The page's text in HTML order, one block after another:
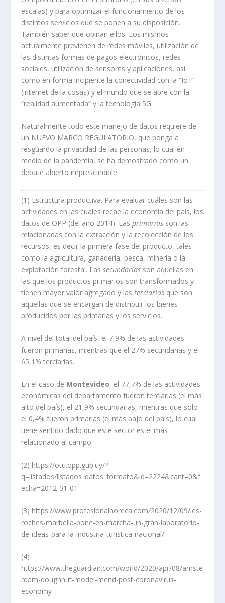
escalas) y para optimizar el funcionamiento de los
distintos servicios que se ponen a su disposición.
También saber que opinan ellos. Los mismos
actualmente previenen de redes móviles, utilización de
las distintas formas de pagos electrónicos, redes
sociales, utilización de sensores y aplicaciones, así
como en forma incipiente la conectividad con la “IoT”
(internet de la cosas) y el mundo que se abre con la
“realidad aumentada” y la tecnología 5G.
Naturalmente todo este manejo de datos requiere de
un NUEVO MARCO REGULATORIO, que ponga a
resguardo la privacidad de las personas, lo cual en
medio de la pandemia, se ha demostrado como un
debate abierto imprescindible.
(1) Estructura productiva. Para evaluar cuáles son las
actividades en las cuales recae la economía del país, los
datos de OPP (del año 2014). Lasprimarias son las
relacionadas con la extracción y la recolección de los
recursos, es decir la primera fase del producto, tales
como la agricultura, ganadería, pesca, minería o la
explotación forestal. Lassecundarias son aquellas en
las que los productos primarios son transformados y
tienen mayor valor agregado y lasterciarias que son
aquellas que se encargan de distribuir los bienes
producidos por las primarias y los servicios.
A nivel del total del país, el 7,9% de las actividades
fueron primarias, mientras que el 27% secundarias y el
65,1% terciarias.
En el caso de Montevideo, el 77,7% de las actividades
económicas del departamento fueron terciarias (el más
alto del país), el 21,9% secundarias, mientras que solo
el 0,4% fueron primarias (el más bajo del país), lo cual
tiene sentido dado que este sector es el más
relacionado al campo.
(2) https://otu.opp.gub.uy/?
q=listados/listados_datos_formato&id=2224&cant=0&f
echa=2012-01-01
(3) https://www.profesionalhoreca.com/2020/12/09/les-
roches-marbella-pone-en-marcha-un-gran-laboratorio-
de-ideas-para-la-industria-turistica-nacional/
(4)
https://www.theguardian.com/world/2020/apr/08/amste
rdam-doughnut-model-mend-post-coronavirus-
economy